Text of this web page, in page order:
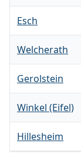
Esch
Welcherath
Gerolstein
Winkel (Eifel)
Hillesheim